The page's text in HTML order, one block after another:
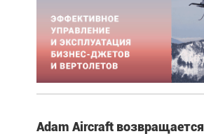
Adam Aircraft возвращается